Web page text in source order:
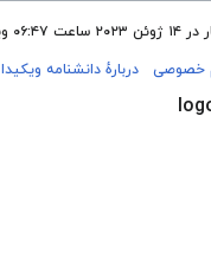
شده‌است.
خصوصی
دربارهٔ دانشنامه ویکیدا